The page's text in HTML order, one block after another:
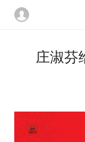
庄淑芬